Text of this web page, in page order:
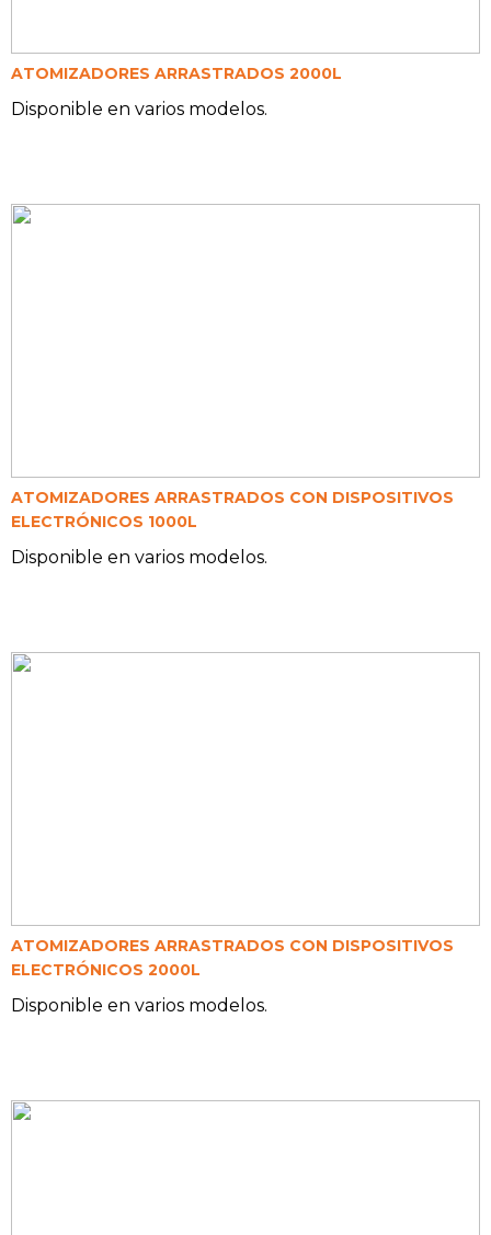
ATOMIZADORES ARRASTRADOS 2000L
Disponible en varios modelos.
ATOMIZADORES ARRASTRADOS CON DISPOSITIVOS
ELECTRÓNICOS 1000L
Disponible en varios modelos.
ATOMIZADORES ARRASTRADOS CON DISPOSITIVOS
ELECTRÓNICOS 2000L
Disponible en varios modelos.